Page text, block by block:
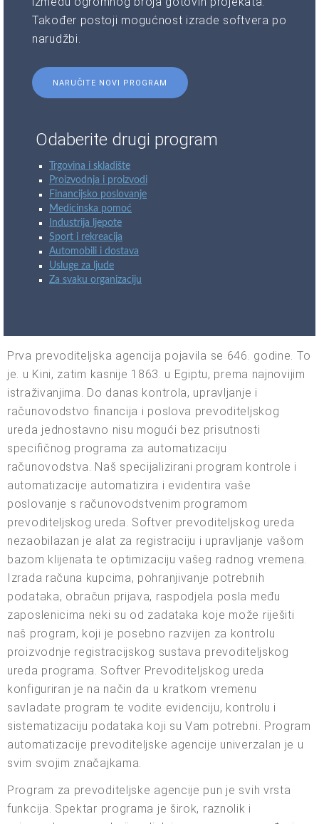
Također postoji mogućnost izrade softvera po
narudžbi.
NARUČITE NOVI PROGRAM
Odaberite drugi program
Trgovina i skladište
Proizvodnja i proizvodi
Financijsko poslovanje
Medicinska pomoć
Industrija ljepote
Sport i rekreacija
Automobili i dostava
Usluge za ljude
Za svaku organizaciju
Prva prevoditeljska agencija pojavila se 646. godine. To
je. u Kini, zatim kasnije 1863. u Egiptu, prema najnovijim
istraživanjima. Do danas kontrola, upravljanje i
računovodstvo financija i poslova prevoditeljskog
ureda jednostavno nisu mogući bez prisutnosti
specifičnog programa za automatizaciju
računovodstva. Naš specijalizirani program kontrole i
automatizacije automatizira i evidentira vaše
poslovanje s računovodstvenim programom
prevoditeljskog ureda. Softver prevoditeljskog ureda
nezaobilazan je alat za registraciju i upravljanje vašom
bazom klijenata te optimizaciju vašeg radnog vremena.
Izrada računa kupcima, pohranjivanje potrebnih
podataka, obračun prijava, raspodjela posla među
zaposlenicima neki su od zadataka koje može riješiti
naš program, koji je posebno razvijen za kontrolu
proizvodnje registracijskog sustava prevoditeljskog
ureda programa. Softver Prevoditeljskog ureda
konfiguriran je na način da u kratkom vremenu
savladate program te vodite evidenciju, kontrolu i
sistematizaciju podataka koji su Vam potrebni. Program
automatizacije prevoditeljske agencije univerzalan je u
svim svojim značajkama.
Program za prevoditeljske agencije pun je svih vrsta
funkcija. Spektar programa je širok, raznolik i